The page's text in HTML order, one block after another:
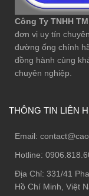
Công Ty TNHH
đơn vị uy tín
đường ống chính
đồng hành cùng
chuyên nghiệp.
THÔNG TIN LIÊN
Email:
Hotline:
Địa Chỉ: 331/41
Hồ Chí Minh, Việt